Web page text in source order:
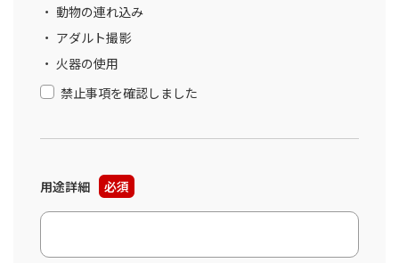
動物の連れ込み
アダルト撮影
火器の使用
禁止事項を確認しました
用途詳細 必須